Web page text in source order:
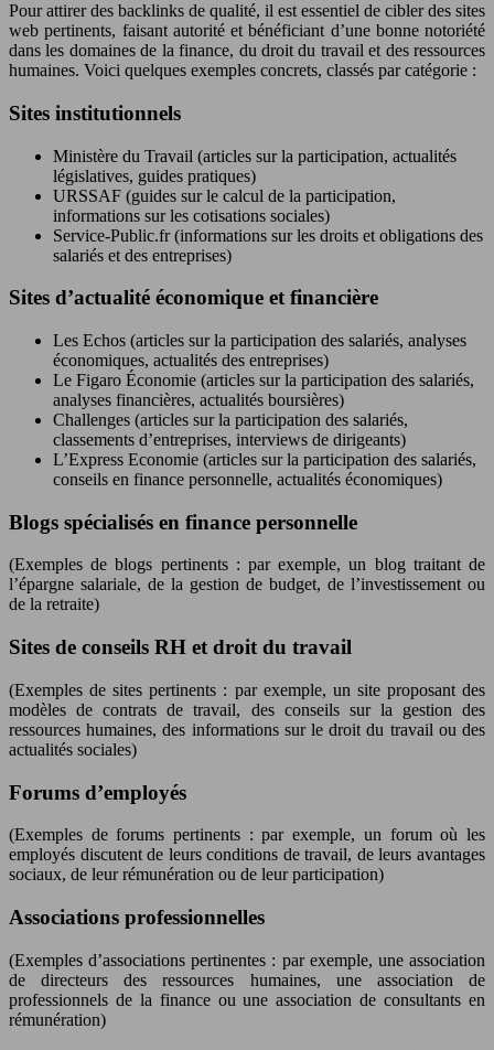
Pour attirer des backlinks de qualité, il est essentiel de cibler des sites
web pertinents, faisant autorité et bénéficiant d’une bonne notoriété
dans les domaines de la finance, du droit du travail et des ressources
humaines. Voici quelques exemples concrets, classés par catégorie :
Sites institutionnels
Ministère du Travail (articles sur la participation, actualités
législatives, guides pratiques)
URSSAF (guides sur le calcul de la participation,
informations sur les cotisations sociales)
Service-Public.fr (informations sur les droits et obligations des
salariés et des entreprises)
Sites d’actualité économique et financière
Les Echos (articles sur la participation des salariés, analyses
économiques, actualités des entreprises)
Le Figaro Économie (articles sur la participation des salariés,
analyses financières, actualités boursières)
Challenges (articles sur la participation des salariés,
classements d’entreprises, interviews de dirigeants)
L’Express Economie (articles sur la participation des salariés,
conseils en finance personnelle, actualités économiques)
Blogs spécialisés en finance personnelle
(Exemples de blogs pertinents : par exemple, un blog traitant de
l’épargne salariale, de la gestion de budget, de l’investissement ou
de la retraite)
Sites de conseils RH et droit du travail
(Exemples de sites pertinents : par exemple, un site proposant des
modèles de contrats de travail, des conseils sur la gestion des
ressources humaines, des informations sur le droit du travail ou des
actualités sociales)
Forums d’employés
(Exemples de forums pertinents : par exemple, un forum où les
employés discutent de leurs conditions de travail, de leurs avantages
sociaux, de leur rémunération ou de leur participation)
Associations professionnelles
(Exemples d’associations pertinentes : par exemple, une association
de directeurs des ressources humaines, une association de
professionnels de la finance ou une association de consultants en
rémunération)